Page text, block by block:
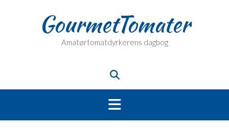
GourmetTomater
Amatørtomatdyrkerens dagbog